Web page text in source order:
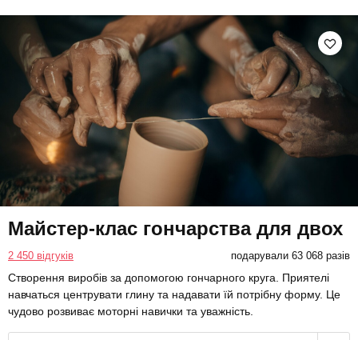
Майстер-клас гончарства для двох
2 450 відгуків подарували 63 068 разів
Створення виробів за допомогою гончарного круга. Приятелі
навчаться центрувати глину та надавати їй потрібну форму. Це
чудово розвиває моторні навички та уважність.